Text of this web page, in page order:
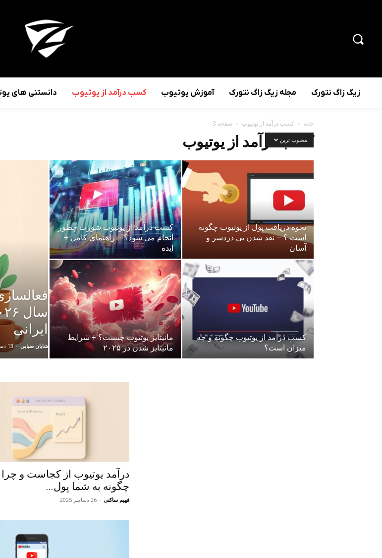
زیگ زاگ نتورک مجله زیگ زاگ نتورک آموزش یوتیوب کسب درآمد از یوتیوب دانستنی های
خانه کسب درآمد از یوتیوب صفحه 3
کسب درآمد از یوتیوب
محبوب ترین
ایرانی
شایان ضیایی - 13 دسامبر 2025
کسب درآمد از یوتیوب شورت چطور
انجام می شود؟ – راهنمای کامل +
ایده
نحوه دریافت پول از یوتیوب چگونه
است ؟ – نقد شدن بی دردسر و
آسان
مانیتایز یوتیوب چیست؟ + شرایط
مانیتایز شدن در ۲۰۲۵
کسب درآمد از یوتیوب چگونه و چه
میزان است؟
درآمد یوتیوب از کجاست و چرا
چگونه به شما پول...
فهیم ساکتی - 26 دسامبر 2025